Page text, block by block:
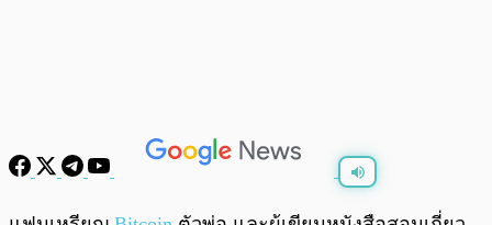
พร้อมเล่น 0:00 0:00